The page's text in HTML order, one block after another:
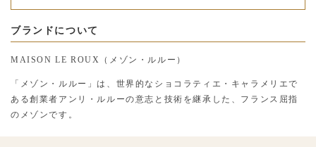
ブランドについて
MAISON LE ROUX（メゾン・ルルー）
「メゾン・ルルー」は、世界的なショコラティエ・キャラメリエで
ある創業者アンリ・ルルーの意志と技術を継承した、フランス屈指
のメゾンです。